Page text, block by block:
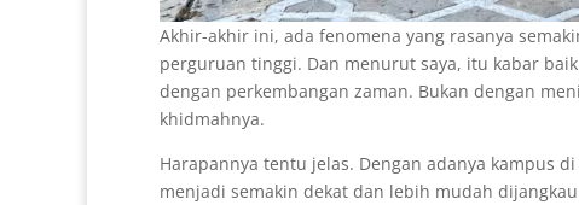
Akhir-akhir ini, ada fenomena yang rasanya
perguruan tinggi. Dan menurut saya, itu kabar
dengan perkembangan zaman. Bukan dengan
khidmahnya.
Harapannya tentu jelas. Dengan adanya kampus
menjadi semakin dekat dan lebih mudah